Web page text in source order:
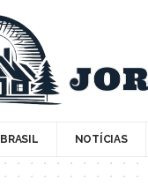
BRASIL NOTÍCIAS